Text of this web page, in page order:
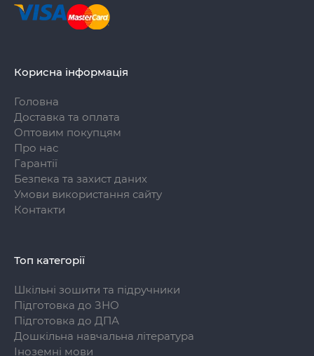
Корисна інформація
Головна
Доставка та оплата
Оптовим покупцям
Про нас
Гарантії
Безпека та захист даних
Умови використання сайту
Контакти
Топ категорії
Шкільні зошити та підручники
Підготовка до ЗНО
Підготовка до ДПА
Дошкільна навчальна література
Іноземні мови